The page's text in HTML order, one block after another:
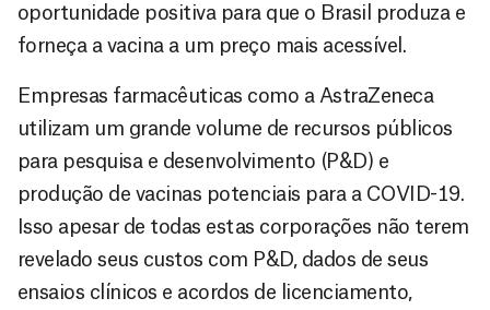
oportunidade positiva para que o Brasil produza e
forneça a vacina a um preço mais acessível.
Empresas farmacêuticas como a AstraZeneca
utilizam um grande volume de recursos públicos
para pesquisa e desenvolvimento (P&D) e
produção de vacinas potenciais para a COVID-19.
Isso apesar de todas estas corporações não terem
revelado seus custos com P&D, dados de seus
ensaios clínicos e acordos de licenciamento,